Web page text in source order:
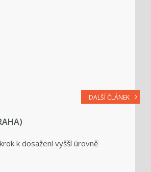
DALŠÍ ČLÁNEK
k dosažení vyšší úrovně